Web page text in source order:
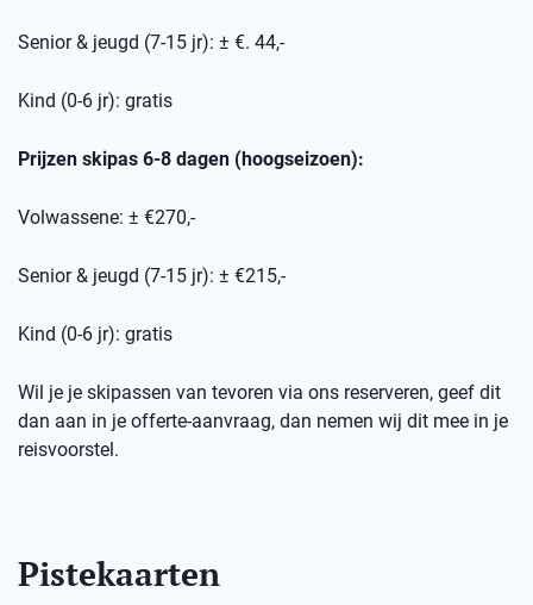
Senior & jeugd (7-15 jr): ± €. 44,-
Kind (0-6 jr): gratis
Prijzen skipas 6-8 dagen (hoogseizoen):
Volwassene: ± €270,-
Senior & jeugd (7-15 jr): ± €215,-
Kind (0-6 jr): gratis
Wil je je skipassen van tevoren via ons reserveren, geef dit
dan aan in je offerte-aanvraag, dan nemen wij dit mee in je
reisvoorstel.
Pistekaarten